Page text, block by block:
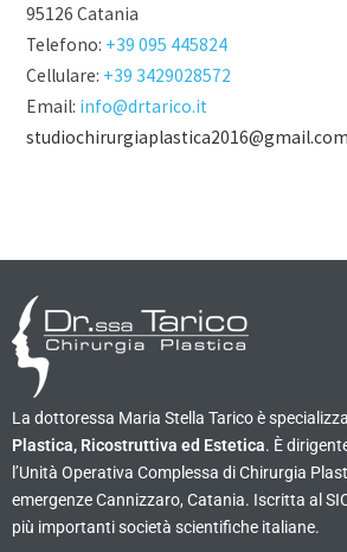
95126 Catania
Telefono: +39 095 445824
Cellulare: +39 3429028572
Email: info@drtarico.it
studiochirurgiaplastica2016@gmail.com
La dottoressa Maria Stella Tarico è
Plastica, Ricostruttiva ed Estetica. È
l’Unità Operativa Complessa di Chirurgia
emergenze Cannizzaro, Catania. Iscritta al
più importanti società scientifiche italiane.